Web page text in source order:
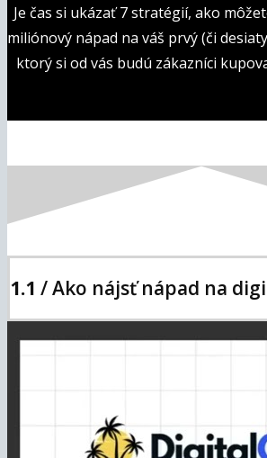
Je čas si ukázať 7 stratégií, ako
miliónový nápad na váš prvý (či
ktorý si od vás budú zákazníci
1.1 / Ako nájsť nápad na